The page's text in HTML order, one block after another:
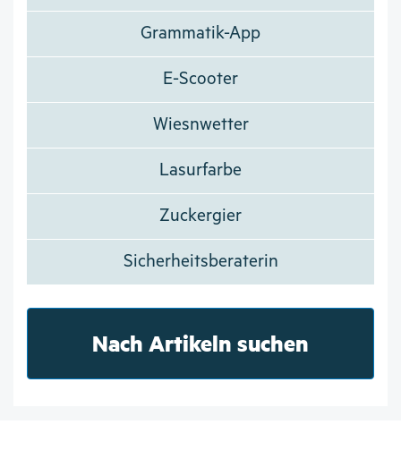
Grammatik-App
E-Scooter
Wiesnwetter
Lasurfarbe
Zuckergier
Sicherheitsberaterin
Nach Artikeln suchen